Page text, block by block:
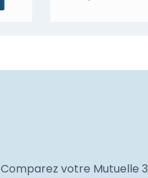
Comparez votre Mutuelle